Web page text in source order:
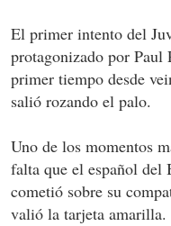
El primer intento del
protagonizado por Paul
primer tiempo desde
salió rozando el palo.
Uno de los momentos
falta que el español
cometió sobre su
valió la tarjeta amarilla.